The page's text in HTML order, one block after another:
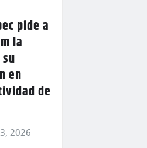
pide a
la
en
de
2026